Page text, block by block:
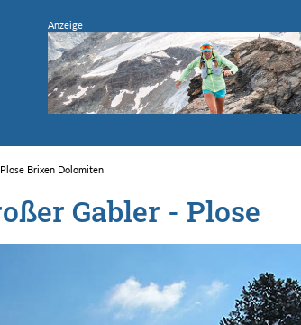
Brixen Dolomiten
Gabler - Plose